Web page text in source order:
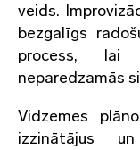
veids.
bezgalīgs
process, lai
neparedzamās
Vidzemes
izzinātājus